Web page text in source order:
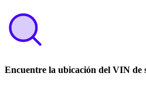
Encuentre la ubicación del VIN de